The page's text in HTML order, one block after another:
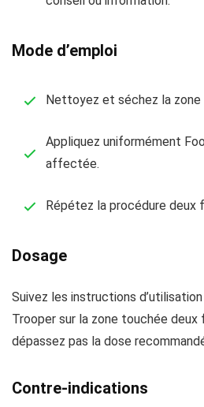
Mode d’emploi
Nettoyez et séchez la zone
Appliquez uniformément
affectée.
Répétez la procédure deux
Dosage
Suivez les instructions
Trooper sur la zone touchée deux
dépassez pas la dose
Contre-indications